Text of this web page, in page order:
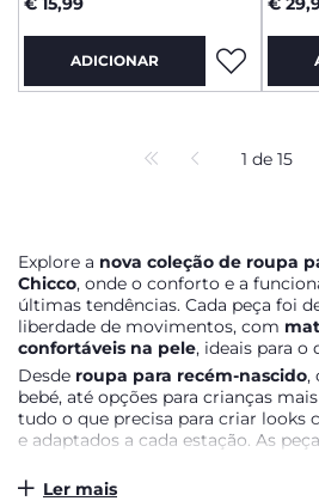
ADICIONAR
1 de 15
Explore a nova coleção de roupa
Chicco, onde o conforto e a
últimas tendências. Cada peça foi
liberdade de movimentos, com
confortáveis na pele, ideais para o
Desde roupa para recém-nascido,
bebé, até opções para crianças
tudo o que precisa para criar looks
e adaptados a cada estação. As
para simplificar a rotina dos pais.
Ler mais